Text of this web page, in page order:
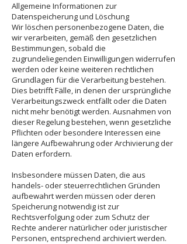
Allgemeine Informationen zur
Datenspeicherung und Löschung
Wir löschen personenbezogene Daten, die
wir verarbeiten, gemäß den gesetzlichen
Bestimmungen, sobald die
zugrundeliegenden Einwilligungen widerrufen
werden oder keine weiteren rechtlichen
Grundlagen für die Verarbeitung bestehen.
Dies betrifft Fälle, in denen der ursprüngliche
Verarbeitungszweck entfällt oder die Daten
nicht mehr benötigt werden. Ausnahmen von
dieser Regelung bestehen, wenn gesetzliche
Pflichten oder besondere Interessen eine
längere Aufbewahrung oder Archivierung der
Daten erfordern.
Insbesondere müssen Daten, die aus
handels- oder steuerrechtlichen Gründen
aufbewahrt werden müssen oder deren
Speicherung notwendig ist zur
Rechtsverfolgung oder zum Schutz der
Rechte anderer natürlicher oder juristischer
Personen, entsprechend archiviert werden.